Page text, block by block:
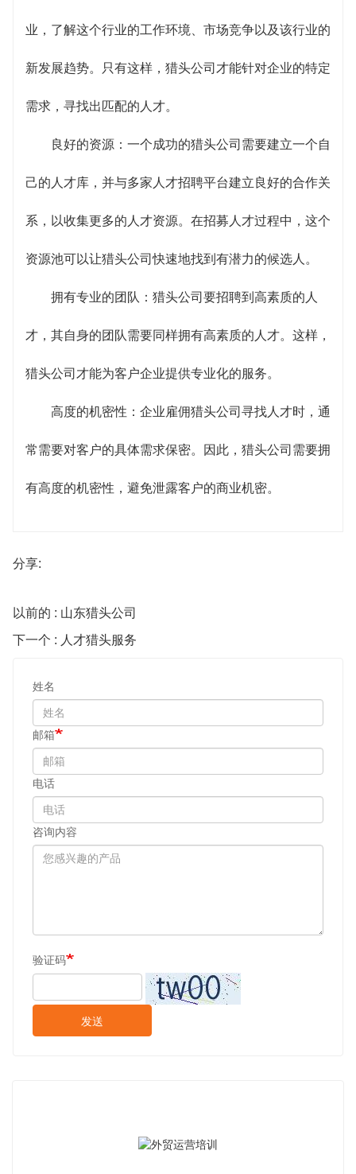
业，了解这个行业的工作环境、市场竞争以及该行业的
新发展趋势。只有这样，猎头公司才能针对企业的特定
需求，寻找出匹配的人才。
良好的资源：一个成功的猎头公司需要建立一个自
己的人才库，并与多家人才招聘平台建立良好的合作关
系，以收集更多的人才资源。在招募人才过程中，这个
资源池可以让猎头公司快速地找到有潜力的候选人。
拥有专业的团队：猎头公司要招聘到高素质的人
才，其自身的团队需要同样拥有高素质的人才。这样，
猎头公司才能为客户企业提供专业化的服务。
高度的机密性：企业雇佣猎头公司寻找人才时，通
常需要对客户的具体需求保密。因此，猎头公司需要拥
有高度的机密性，避免泄露客户的商业机密。
分享:
以前的 : 山东猎头公司
下一个 : 人才猎头服务
姓名
邮箱
电话
咨询内容
验证码
发送